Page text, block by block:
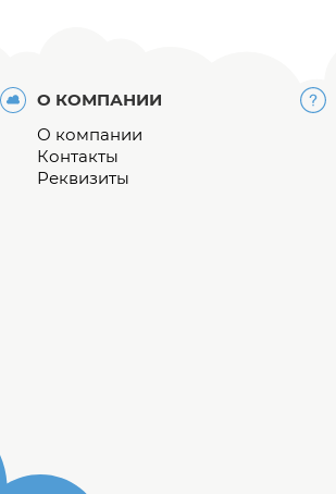
О КОМПАНИИ
О компании
Контакты
Реквизиты